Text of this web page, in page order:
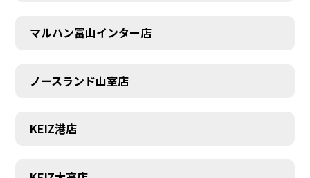
マルハン富山インター店
ノースランド山室店
KEIZ港店